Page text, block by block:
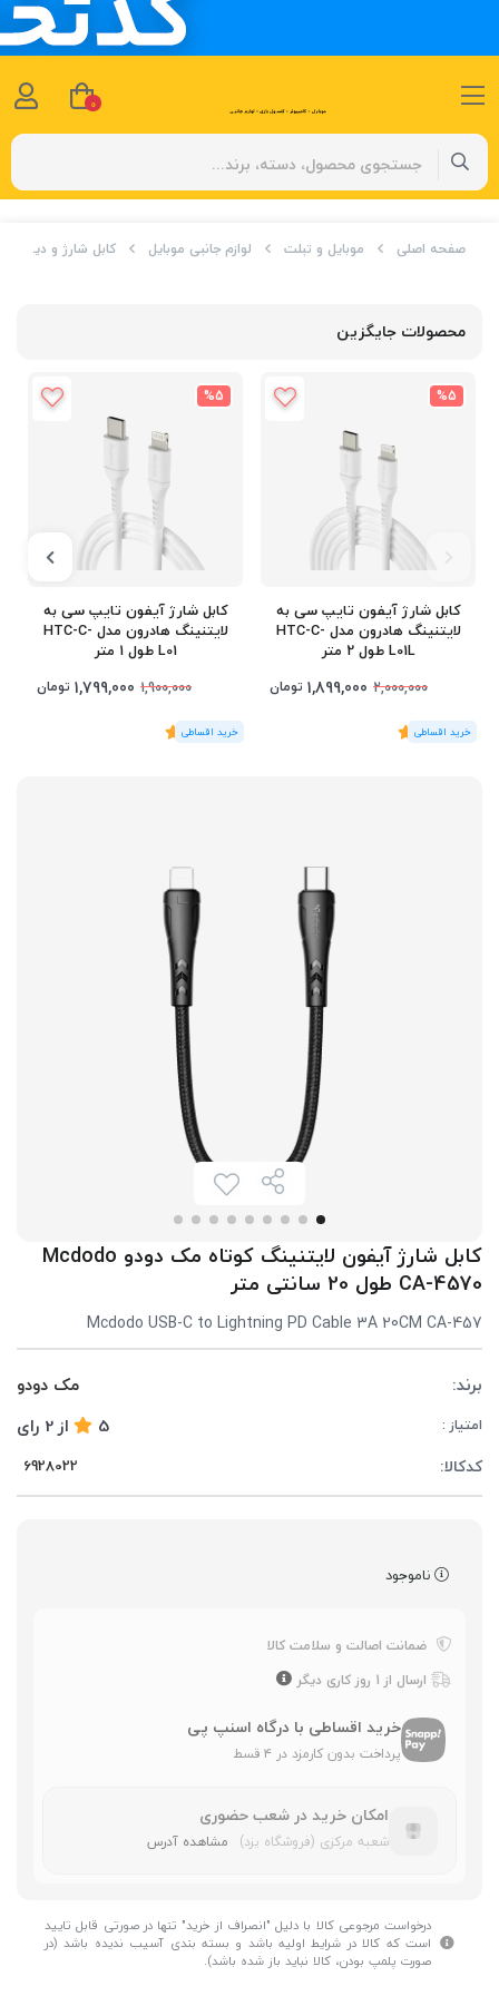
صفحه اصلی موبایل و تبلت لوازم جانبی موبایل کابل شارژ و دیتا
محصولات جایگزین
%5
کابل شارژ آیفون تایپ سی به
لایتنینگ هادرون مدل HTC-C-
L01L طول 2 متر
2,000,000
1,899,000 تومان
(1رای)
5
%5
کابل شارژ آیفون تایپ سی به
لایتنینگ هادرون مدل HTC-C-
L01 طول 1 متر
1,900,000
1,799,000 تومان
(1رای)
5
کابل شارژ آیفون لایتنینگ کوتاه مک دودو Mcdodo
CA-4570 طول 20 سانتی متر
Mcdodo USB-C to Lightning PD Cable 3A 20CM CA-457
برند: مک دودو
امتیاز : 5 از2 رای
کدکالا:
ناموجود
ضمانت اصالت و سلامت کالا
ارسال از 1 روز کاری دیگر
خرید اقساطی با درگاه اسنپ پی
پرداخت بدون کارمزد در ۴ قسط
امکان خرید در شعب حضوری
شعبه مرکزی (فروشگاه یزد) مشاهده آدرس
درخواست مرجوعی کالا با دلیل "انصراف از خرید" تنها در صورتی قابل تایید
است که کالا در شرایط اولیه باشد و بسته بندی آسیب ندیده باشد (در
صورت پلمپ بودن، کالا نباید باز شده باشد).
0